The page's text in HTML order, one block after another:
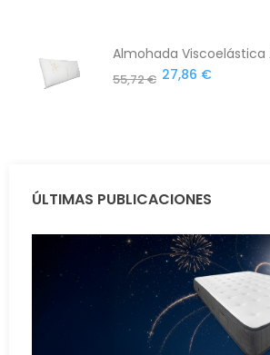
Almohada Viscoelástica
55,72 € 27,86 €
ÚLTIMAS PUBLICACIONES